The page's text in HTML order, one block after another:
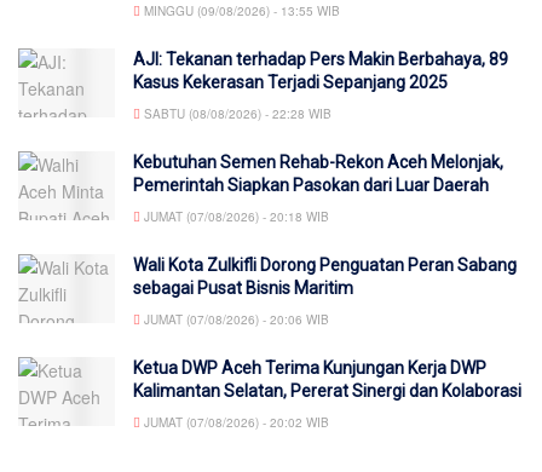
MINGGU (09/08/2026) - 13:55 WIB
AJI: Tekanan terhadap Pers Makin Berbahaya, 89
Kasus Kekerasan Terjadi Sepanjang 2025
SABTU (08/08/2026) - 22:28 WIB
Kebutuhan Semen Rehab-Rekon Aceh Melonjak,
Pemerintah Siapkan Pasokan dari Luar Daerah
JUMAT (07/08/2026) - 20:18 WIB
Wali Kota Zulkifli Dorong Penguatan Peran Sabang
sebagai Pusat Bisnis Maritim
JUMAT (07/08/2026) - 20:06 WIB
Ketua DWP Aceh Terima Kunjungan Kerja DWP
Kalimantan Selatan, Pererat Sinergi dan Kolaborasi
JUMAT (07/08/2026) - 20:02 WIB